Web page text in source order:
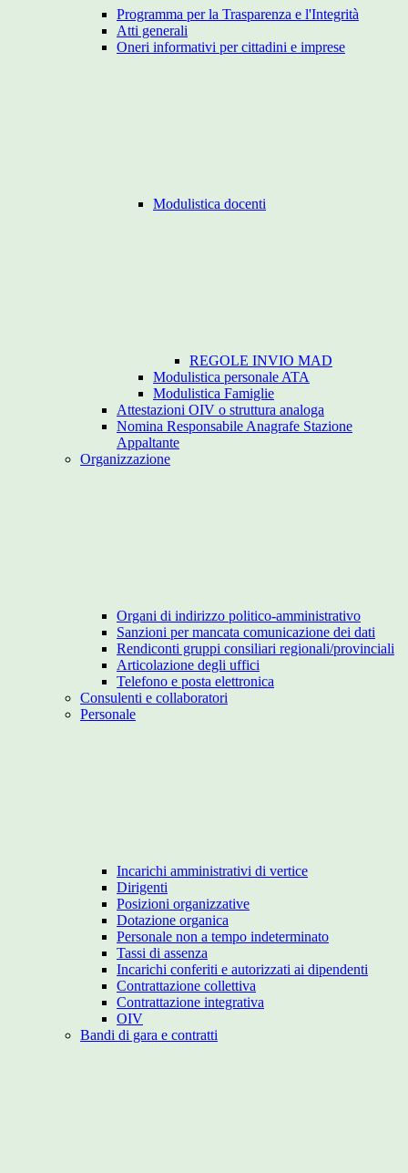
Programma per la Trasparenza e l'Integrità
Atti generali
Oneri informativi per cittadini e imprese
Modulistica docenti
REGOLE INVIO MAD
Modulistica personale ATA
Modulistica Famiglie
Attestazioni OIV o struttura analoga
Nomina Responsabile Anagrafe Stazione
Appaltante
Organizzazione
Organi di indirizzo politico-amministrativo
Sanzioni per mancata comunicazione dei dati
Rendiconti gruppi consiliari regionali/provinciali
Articolazione degli uffici
Telefono e posta elettronica
Consulenti e collaboratori
Personale
Incarichi amministrativi di vertice
Dirigenti
Posizioni organizzative
Dotazione organica
Personale non a tempo indeterminato
Tassi di assenza
Incarichi conferiti e autorizzati ai dipendenti
Contrattazione collettiva
Contrattazione integrativa
OIV
Bandi di gara e contratti